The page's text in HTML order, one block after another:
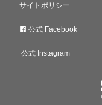
サイトポリシー
公式 Facebook
公式 Instagram